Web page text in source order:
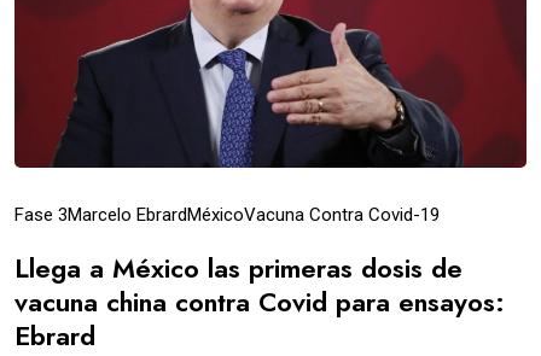
Fase 3Marcelo EbrardMéxicoVacuna Contra Covid-19
Llega a México las primeras dosis de
vacuna china contra Covid para ensayos:
Ebrard